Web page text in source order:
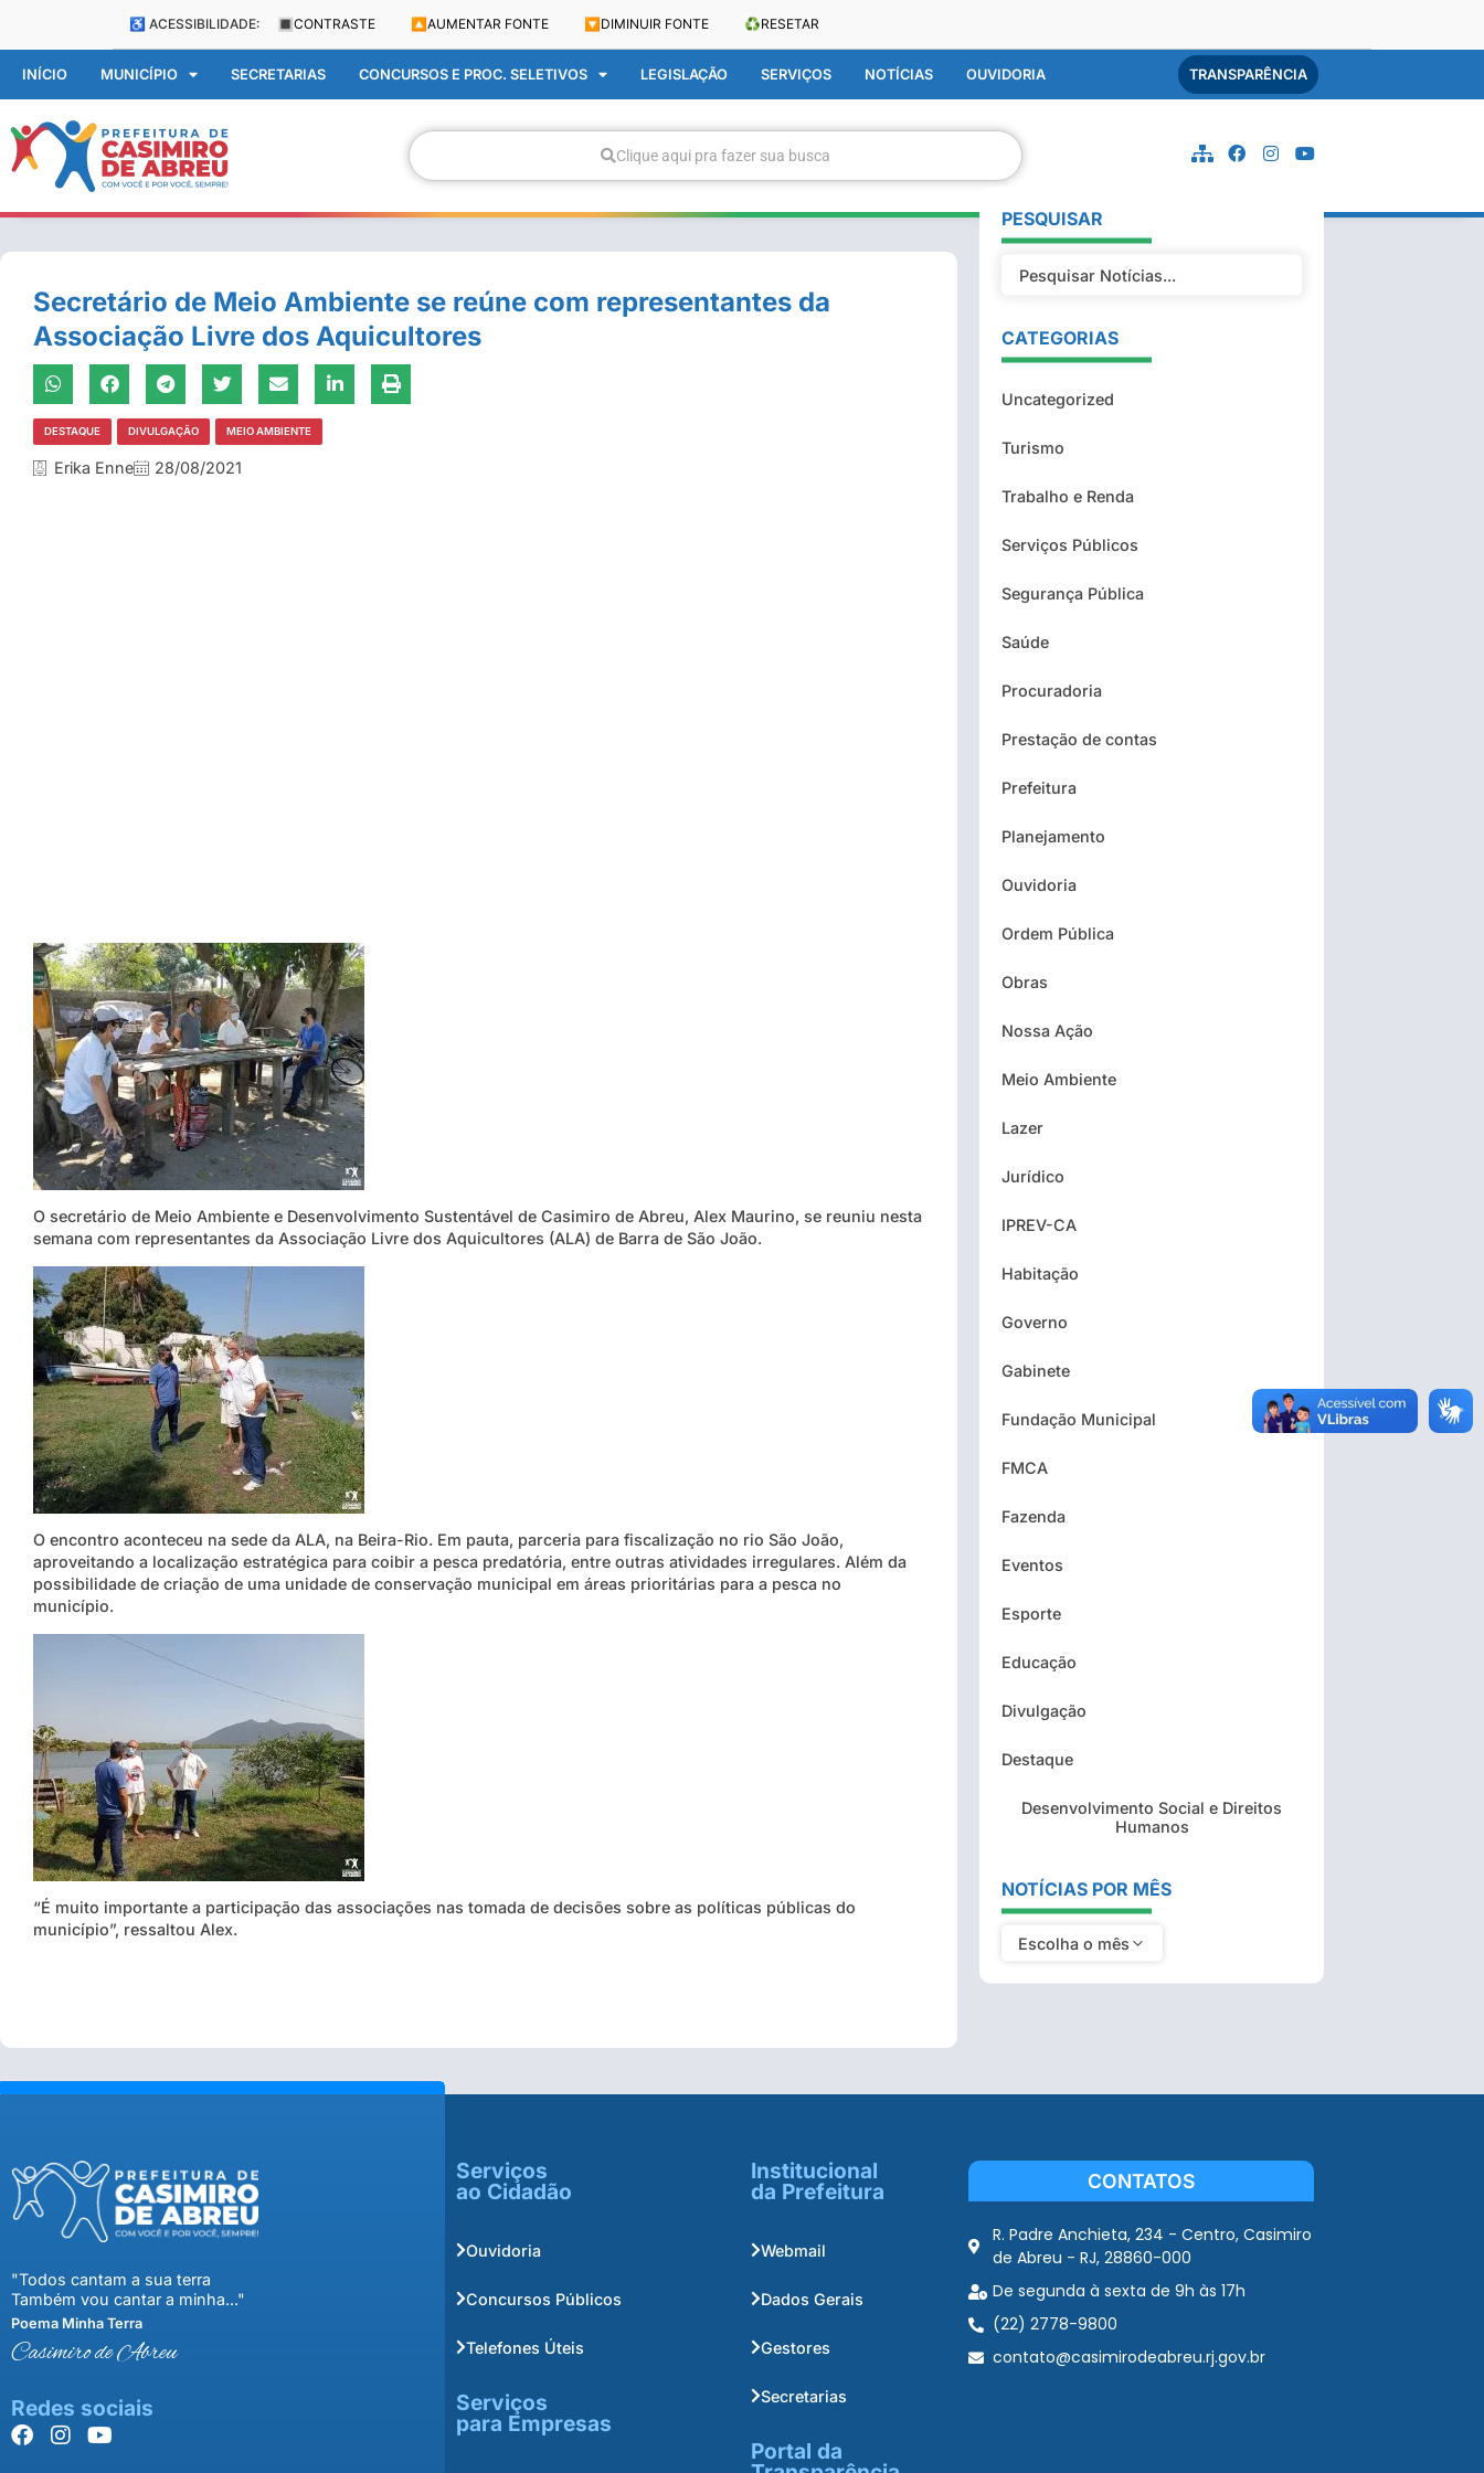
♿ ACESSIBILIDADE: 🔳 CONTRASTE 🔼 AUMENTAR FONTE 🔽 DIMINUIR FONTE ♻️RESETAR
INÍCIO MUNICÍPIO SECRETARIAS CONCURSOS E PROC. SELETIVOS LEGISLAÇÃO SERVIÇOS NOTÍCIAS OUVIDORIA TRANSPARÊNCIA
Clique aqui pra fazer sua busca
Secretário de Meio Ambiente se reúne com representantes da
Associação Livre dos Aquicultores
DESTAQUE DIVULGAÇÃO MEIO AMBIENTE
Erika Enne 28/08/2021
O secretário de Meio Ambiente e Desenvolvimento Sustentável de Casimiro de Abreu, Alex Maurino, se reuniu nesta
semana com representantes da Associação Livre dos Aquicultores (ALA) de Barra de São João.
O encontro aconteceu na sede da ALA, na Beira-Rio. Em pauta, parceria para fiscalização no rio São João,
aproveitando a localização estratégica para coibir a pesca predatória, entre outras atividades irregulares. Além da
possibilidade de criação de uma unidade de conservação municipal em áreas prioritárias para a pesca no
município.
“É muito importante a participação das associações nas tomada de decisões sobre as políticas públicas do
município”, ressaltou Alex.
PESQUISAR
CATEGORIAS
Uncategorized
Turismo
Trabalho e Renda
Serviços Públicos
Segurança Pública
Saúde
Procuradoria
Prestação de contas
Prefeitura
Planejamento
Ouvidoria
Ordem Pública
Obras
Nossa Ação
Meio Ambiente
Lazer
Jurídico
IPREV-CA
Habitação
Governo
Gabinete
Fundação Municipal
FMCA
Fazenda
Eventos
Esporte
Educação
Divulgação
Destaque
Desenvolvimento Social e Direitos
Humanos
NOTÍCIAS POR MÊS
Escolha o mês
"Todos cantam a sua terra
Também vou cantar a minha..."
Poema Minha Terra
Casimiro de Abreu
Redes sociais
Serviços
ao Cidadão
Ouvidoria
Concursos Públicos
Telefones Úteis
Serviços
para Empresas
Institucional
da Prefeitura
Webmail
Dados Gerais
Gestores
Secretarias
Portal da
CONTATOS
R. Padre Anchieta, 234 - Centro, Casimiro
de Abreu - RJ, 28860-000
De segunda à sexta de 9h às 17h
(22) 2778-9800
contato@casimirodeabreu.rj.gov.br